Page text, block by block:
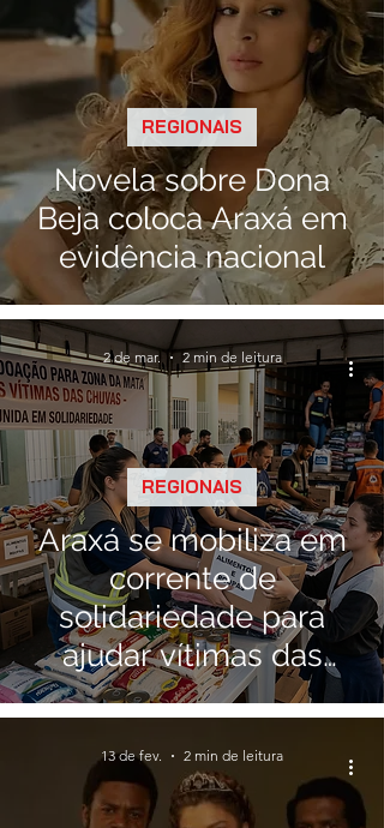
Novela sobre Dona
Beja coloca Araxá em
evidência nacional
REGIONAIS
Araxá se mobiliza em
corrente de
solidariedade para
ajudar vítimas das
chuvas na Zona da
REGIONAIS
2 de mar. 2 min de leitura
13 de fev. 2 min de leitura